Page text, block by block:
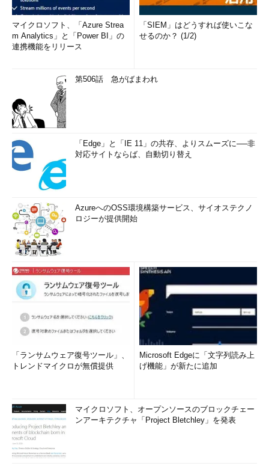
マイクロソフト、「Azure Strea
m Analytics」と「Power BI」の
連携機能をリリース
「SIEM」はどうすれば使いこな
せるのか？ (1/2)
第506話 急がばまわれ
「Edge」と「IE 11」の共存、よりスムーズに──非
対応サイトならば、自動切り替え
AzureへのOSS環境構築サービス、サイオステクノ
ロジーが提供開始
「ランサムウェア復号ツール」、
トレンドマイクロが無償提供
Microsoft Edgeに「文字列読み上
げ機能」が新たに追加
マイクロソフト、オープンソースのブロックチェー
ンアーキテクチャ「Project Bletchley」を発表